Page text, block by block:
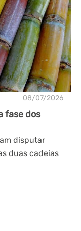
08/07/2026
fase dos
disputar
duas cadeias